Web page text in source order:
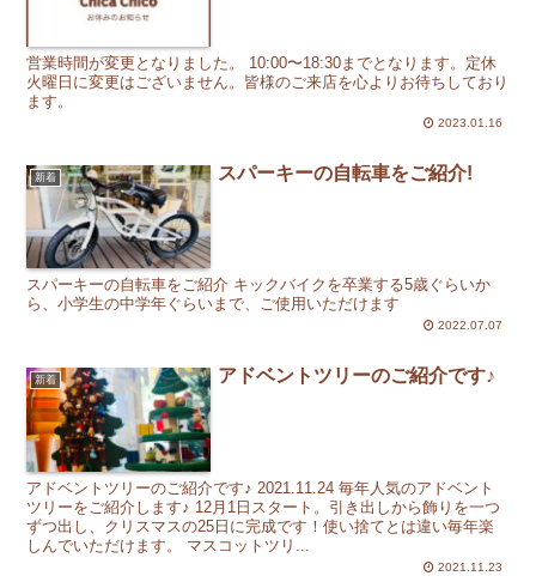
営業時間が変更となりました。 10:00〜18:30までとなります。定休
火曜日に変更はございません。皆様のご来店を心よりお待ちしており
ます。
2023.01.16
新着 スパーキーの自転車をご紹介!
スパーキーの自転車をご紹介 キックバイクを卒業する5歳ぐらいか
ら、小学生の中学年ぐらいまで、ご使用いただけます
2022.07.07
新着 アドベントツリーのご紹介です♪
アドベントツリーのご紹介です♪ 2021.11.24 毎年人気のアドベント
ツリーをご紹介します♪ 12月1日スタート。引き出しから飾りを一つ
ずつ出し、クリスマスの25日に完成です！使い捨てとは違い毎年楽
しんでいただけます。 マスコットツリ...
2021.11.23